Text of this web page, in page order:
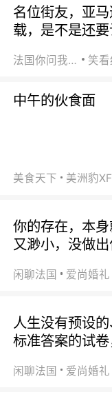
名位街友，亚
载，是不是还
法国你问我答 笑
中午的伙食面
美食天下 美洲豹XF
你的存在，本
又渺小，没做
闲聊法国 爱尚婚礼
人生没有预设
标准答案的试
闲聊法国 爱尚婚礼